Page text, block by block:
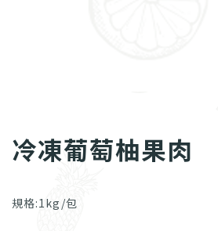
冷凍葡萄柚果肉
規格:1kg/包